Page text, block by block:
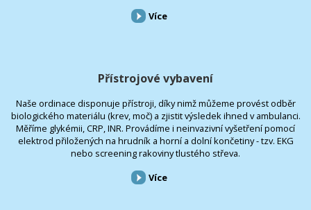
Více
Přístrojové vybavení
Naše ordinace disponuje přístroji, díky nimž můžeme provést odběr
biologického materiálu (krev, moč) a zjistit výsledek ihned v ambulanci.
Měříme glykémii, CRP, INR. Provádíme i neinvazivní vyšetření pomocí
elektrod přiložených na hrudník a horní a dolní končetiny - tzv. EKG
nebo screening rakoviny tlustého střeva.
Více